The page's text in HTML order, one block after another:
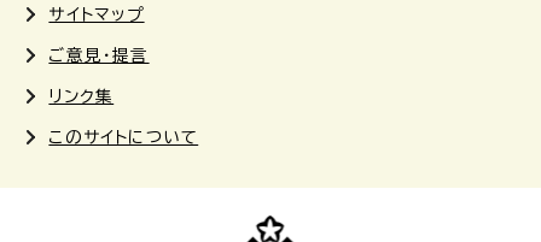
サイトマップ
ご意見・提言
リンク集
このサイトについて